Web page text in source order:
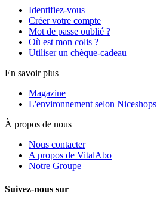
Identifiez-vous
Créer votre compte
Mot de passe oublié ?
Où est mon colis ?
Utiliser un chèque-cadeau
En savoir plus
Magazine
L'environnement selon Niceshops
À propos de nous
Nous contacter
A propos de VitalAbo
Notre Groupe
Suivez-nous sur